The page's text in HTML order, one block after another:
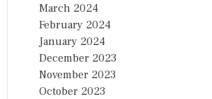
March 2024
February 2024
January 2024
December 2023
November 2023
October 2023